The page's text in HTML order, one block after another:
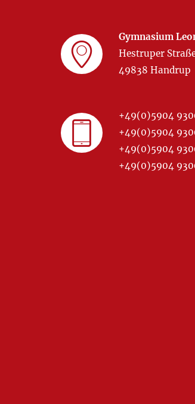
Gymnasium
Hestruper
49838 Handrup
+49(0)5904
+49(0)5904
+49(0)5904
+49(0)5904